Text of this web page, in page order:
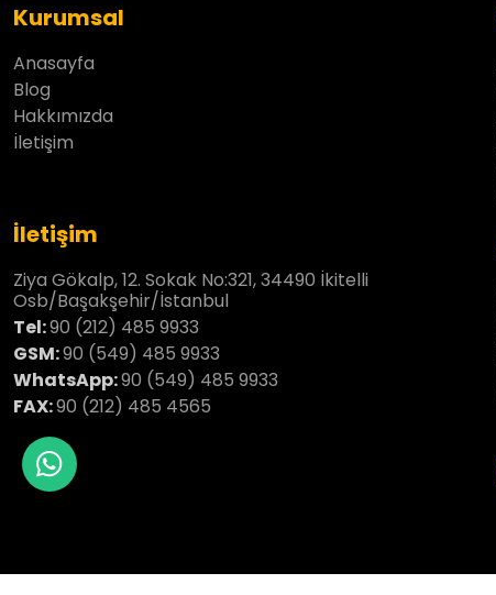
Kurumsal
Anasayfa
Blog
Hakkımızda
İletişim
İletişim
Ziya Gökalp, 12. Sokak No:321, 34490 İkitelli
Osb/Başakşehir/İstanbul
Tel:90 (212) 485 9933
GSM:90 (549) 485 9933
WhatsApp:90 (549) 485 9933
FAX:90 (212) 485 4565